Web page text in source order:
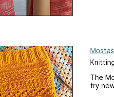
The
try